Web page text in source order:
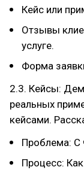
Кейс или
Отзывы
услуге.
Форма
2.3. Кейсы:
реальных
кейсами.
Проблема: С
Процесс: